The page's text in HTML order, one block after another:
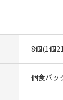
8個(1個
個食パッ